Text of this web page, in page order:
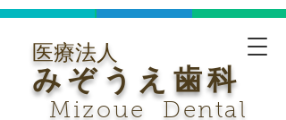
医療法人
みぞうえ歯科
Mizoue Dental